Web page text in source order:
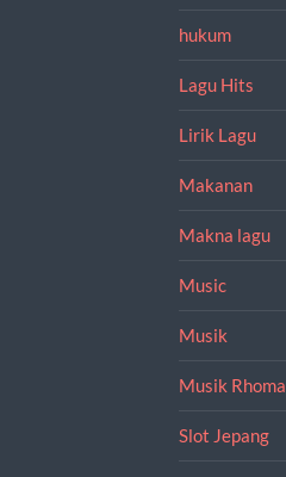
hukum
Lagu Hits
Lirik Lagu
Makanan
Makna lagu
Music
Musik
Musik Rhoma
Slot Jepang